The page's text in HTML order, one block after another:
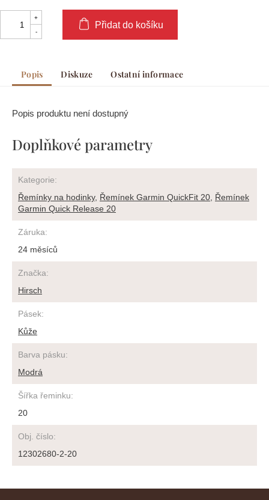
Přidat do košíku
Popis Diskuze Ostatní informace
Popis produktu není dostupný
Doplňkové parametry
Kategorie:
Řemínky na hodinky, Řemínek Garmin QuickFit 20 Řemínek
Garmin Quick Release 20
Záruka:
24 měsíců
Značka:
Hirsch
Pásek:
Kůže
Barva pásku:
Modrá
Šířka řeminku:
20
Obj. číslo:
12302680-2-20